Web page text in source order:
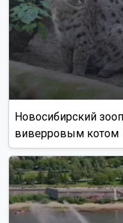
Новосибирский
виверровым котом